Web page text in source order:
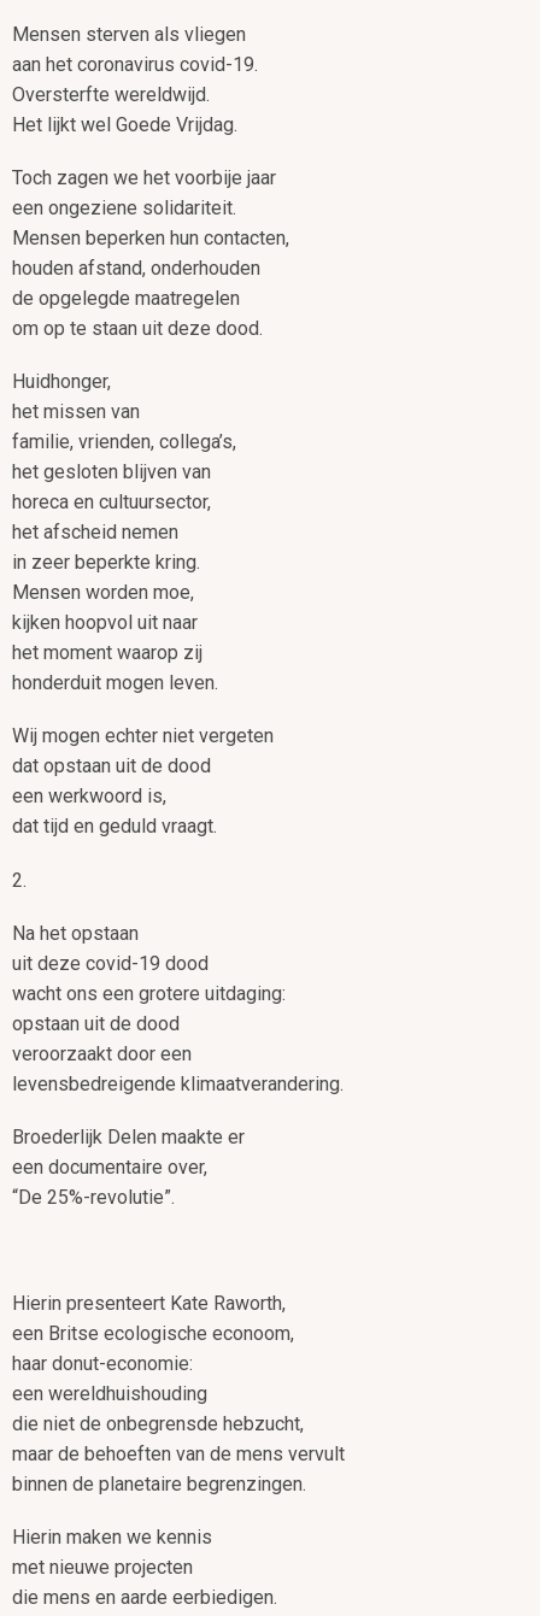
Mensen sterven als vliegen
aan het coronavirus covid-19.
Oversterfte wereldwijd.
Het lijkt wel Goede Vrijdag.
Toch zagen we het voorbije jaar
een ongeziene solidariteit.
Mensen beperken hun contacten,
houden afstand, onderhouden
de opgelegde maatregelen
om op te staan uit deze dood.
Huidhonger,
het missen van
familie, vrienden, collega’s,
het gesloten blijven van
horeca en cultuursector,
het afscheid nemen
in zeer beperkte kring.
Mensen worden moe,
kijken hoopvol uit naar
het moment waarop zij
honderduit mogen leven.
Wij mogen echter niet vergeten
dat opstaan uit de dood
een werkwoord is,
dat tijd en geduld vraagt.
2.
Na het opstaan
uit deze covid-19 dood
wacht ons een grotere uitdaging:
opstaan uit de dood
veroorzaakt door een
levensbedreigende klimaatverandering.
Broederlijk Delen maakte er
een documentaire over,
“De 25%-revolutie”.
Hierin presenteert Kate Raworth,
een Britse ecologische econoom,
haar donut-economie:
een wereldhuishouding
die niet de onbegrensde hebzucht,
maar de behoeften van de mens vervult
binnen de planetaire begrenzingen.
Hierin maken we kennis
met nieuwe projecten
die mens en aarde eerbiedigen.